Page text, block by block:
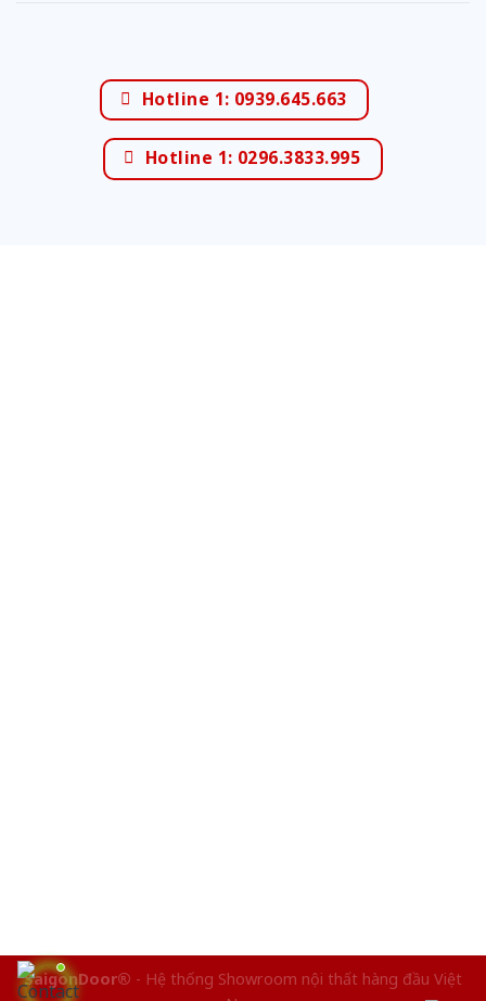
Hotline 1: 0939.645.663
Hotline 1: 0296.3833.995
SaigonDoor® - Hệ thống Showroom nội thất hàng đầu Việt